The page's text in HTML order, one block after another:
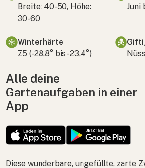
Breite: 40-50, Höhe:
30-60
Juni
Winterhärte
Z5 (-28,8° bis -23,4°)
Alle deine
Gartenaufgaben in einer
App
Diese wunderbare, ungefüllte, zarte